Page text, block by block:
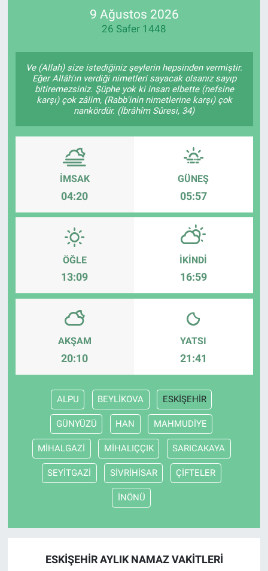
9 Ağustos 2026
26 Safer 1448
Ve (Allah) size istediğiniz şeylerin hepsinden vermiştir.
Eğer Allâh'ın verdiği nimetleri sayacak olsanız sayıp
bitiremezsiniz. Şüphe yok ki insan elbette (nefsine
karşı) çok zâlim, (Rabb'inin nimetlerine karşı) çok
nankördür. (İbrâhîm Sûresi, 34)
İMSAK
04:20
GÜNEŞ
05:57
ÖĞLE
13:09
İKINDI
16:59
AKŞAM
20:10
YATSI
21:41
ALPU BEYLİKOVA ESKİŞEHİR
GÜNYÜZÜ HAN MAHMUDİYE
MİHALGAZİ MİHALIÇÇIK SARICAKAYA
SEYİTGAZİ SİVRİHİSAR ÇİFTELER
İNÖNÜ
ESKİŞEHİR AYLIK NAMAZ VAKITLERI
RESMİ İLANLAR